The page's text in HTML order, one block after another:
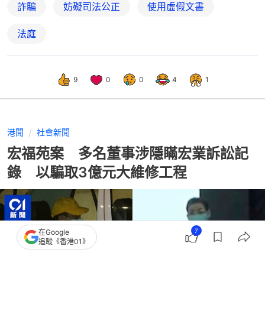
詐騙 妨礙司法公正 使用虛假文書
法庭
9 0 0 4 1
港聞 社會新聞
宏福苑案 多名董事涉隱瞞宏業訴訟記
錄 以騙取3億元大維修工程
在Google
追蹤《香港01》
7